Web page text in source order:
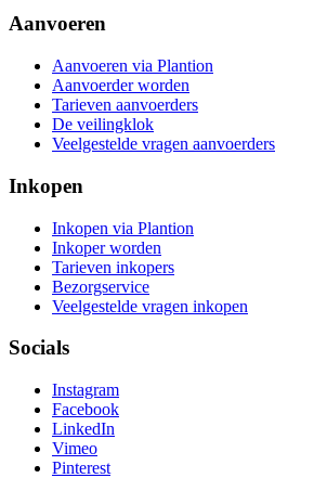
Aanvoeren
Aanvoeren via Plantion
Aanvoerder worden
Tarieven aanvoerders
De veilingklok
Veelgestelde vragen aanvoerders
Inkopen
Inkopen via Plantion
Inkoper worden
Tarieven inkopers
Bezorgservice
Veelgestelde vragen inkopen
Socials
Instagram
Facebook
LinkedIn
Vimeo
Pinterest